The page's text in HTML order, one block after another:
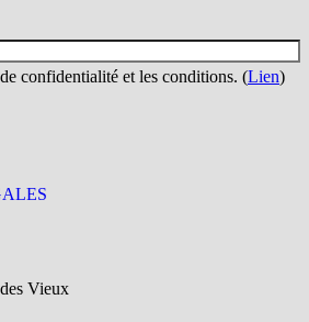
confidentialité et les conditions. (Lien)
Vieux​